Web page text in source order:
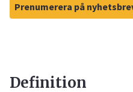
Prenumerera på
Definition